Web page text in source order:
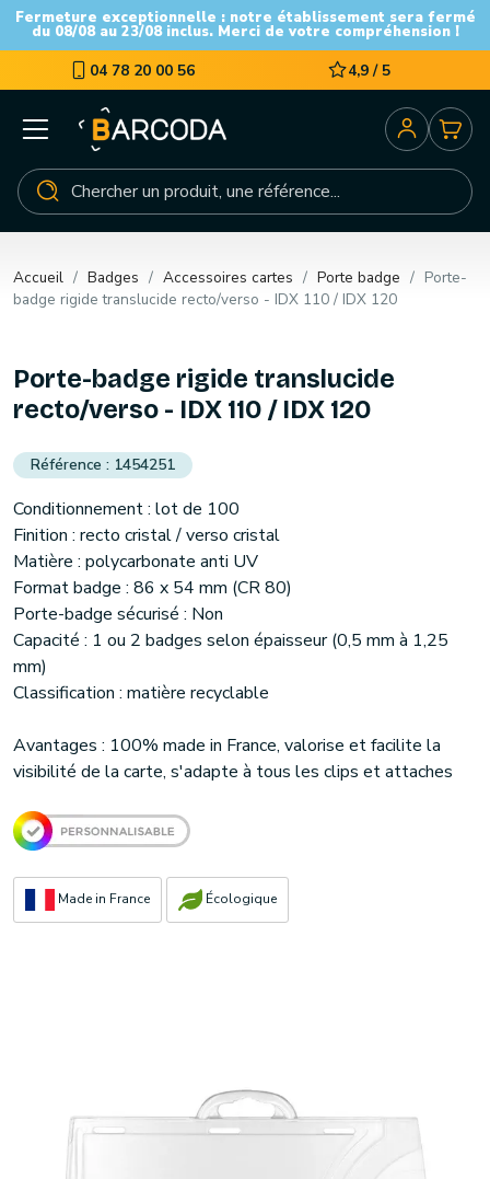
Fermeture exceptionnelle : notre établissement sera fermé
du 08/08 au 23/08 inclus. Merci de votre compréhension !
04 78 20 00 56 4,9 / 5
Accueil Badges Accessoires cartes Porte badge
Porte-
badge rigide translucide recto/verso - IDX 110 / IDX 120
Porte-badge rigide translucide
recto/verso - IDX 110 / IDX 120
1454251
Conditionnement : lot de 100
Finition : recto cristal / verso cristal
Matière : polycarbonate anti UV
Format badge : 86 x 54 mm (CR 80)
Porte-badge sécurisé : Non
Capacité : 1 ou 2 badges selon épaisseur (0,5 mm à 1,25
mm)
Classification : matière recyclable
Avantages : 100% made in France, valorise et facilite la
visibilité de la carte, s'adapte à tous les clips et attaches
Made in France Écologique